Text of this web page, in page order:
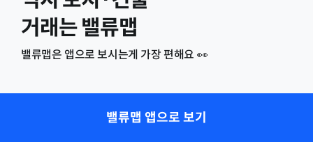
거래는 밸류맵
밸류맵은 앱으로 보시는게 가장 편해요 👀
밸류맵 앱으로 보기